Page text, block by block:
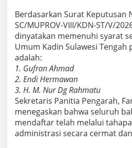
Berdasarkan Surat Keputusan
SC/MUPROV-VIII/KDN-ST/V/
dinyatakan memenuhi syarat
Umum Kadin Sulawesi Tengah
adalah:
1. Gufran Ahmad
2. Endi Hermawan
3. H. M. Nur Dg Rahmatu
Sekretaris Panitia Pengarah,
menegaskan bahwa seluruh
mendaftar telah melalui
administrasi secara cermat